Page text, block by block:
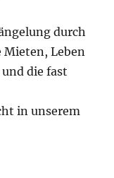
durch
Mieten, Leben
die fast
in unserem